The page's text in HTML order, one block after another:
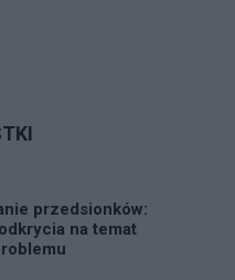
przedsionków:
na temat